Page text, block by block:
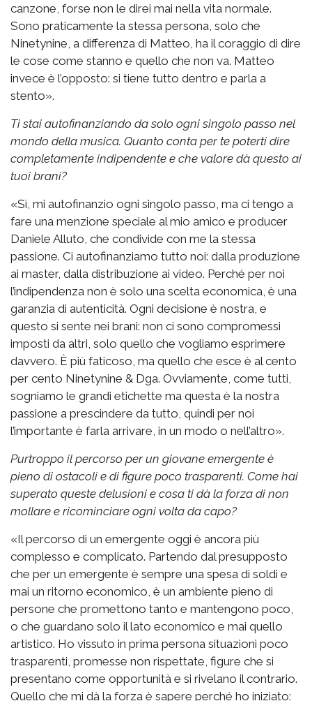
canzone, forse non le direi mai nella vita normale.
Sono praticamente la stessa persona, solo che
Ninetynine, a differenza di Matteo, ha il coraggio di dire
le cose come stanno e quello che non va. Matteo
invece è l’opposto: si tiene tutto dentro e parla a
stento».
Ti stai autofinanziando da solo ogni singolo passo nel
mondo della musica. Quanto conta per te poterti dire
completamente indipendente e che valore dà questo ai
tuoi brani?
«Sì, mi autofinanzio ogni singolo passo, ma ci tengo a
fare una menzione speciale al mio amico e producer
Daniele Alluto, che condivide con me la stessa
passione. Ci autofinanziamo tutto noi: dalla produzione
ai master, dalla distribuzione ai video. Perché per noi
l’indipendenza non è solo una scelta economica, è una
garanzia di autenticità. Ogni decisione è nostra, e
questo si sente nei brani: non ci sono compromessi
imposti da altri, solo quello che vogliamo esprimere
davvero. È più faticoso, ma quello che esce è al cento
per cento Ninetynine & Dga. Ovviamente, come tutti,
sogniamo le grandi etichette ma questa è la nostra
passione a prescindere da tutto, quindi per noi
l’importante è farla arrivare, in un modo o nell’altro».
Purtroppo il percorso per un giovane emergente è
pieno di ostacoli e di figure poco trasparenti. Come hai
superato queste delusioni e cosa ti dà la forza di non
mollare e ricominciare ogni volta da capo?
«Il percorso di un emergente oggi è ancora più
complesso e complicato. Partendo dal presupposto
che per un emergente è sempre una spesa di soldi e
mai un ritorno economico, è un ambiente pieno di
persone che promettono tanto e mantengono poco,
o che guardano solo il lato economico e mai quello
artistico. Ho vissuto in prima persona situazioni poco
trasparenti, promesse non rispettate, figure che si
presentano come opportunità e si rivelano il contrario.
Quello che mi dà la forza è sapere perché ho iniziato: